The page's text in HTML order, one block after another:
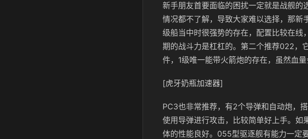
新手朋友首要面临的困扰一定就是战舰
情况都不了解，导致大家难以选择，那
级船当中时很强势的存在，配置比较在
期的战斗力是杠杠的。第二个推荐022，
件，1级唯一能带火箭炮的存在，虽然血量
[虎牙奶瓶加速器]
PC3也非常推荐，有2个导弹和自动炮，
使用导弹进行攻击，比较简单好上手。
体的性能良好。055型驱逐舰有能力一定